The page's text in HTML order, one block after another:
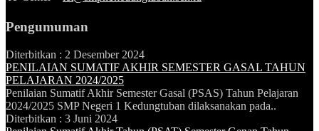
Pengumuman
Diterbitkan : 2 Desember 2024
PENILAIAN SUMATIF AKHIR SEMESTER GASAL TAHUN
PELAJARAN 2024/2025
Penilaian Sumatif Akhir Semester Gasal (PSAS) Tahun Pelajaran
2024/2025 SMP Negeri 1 Kedungtuban dilaksanakan pada..
Diterbitkan : 3 Juni 2024